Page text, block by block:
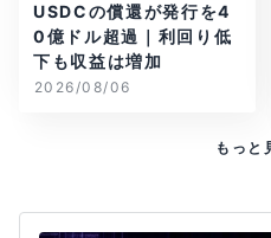
USDCの償還が発行を4
0億ドル超過｜利回り低
下も収益は増加
2026/08/06
もっと